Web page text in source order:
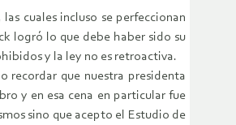
cuales incluso se perfeccionan
logró lo que debe haber sido su
y la ley no es retroactiva.
recordar que nuestra presidenta
y en esa cena en particular fue
sino que acepto el Estudio de